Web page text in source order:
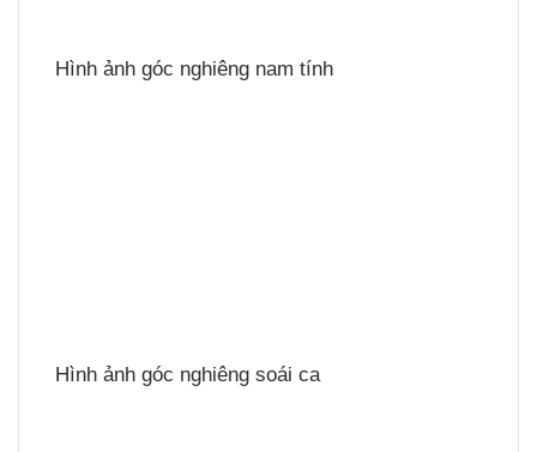
Hình ảnh góc nghiêng nam tính
Hình ảnh góc nghiêng soái ca